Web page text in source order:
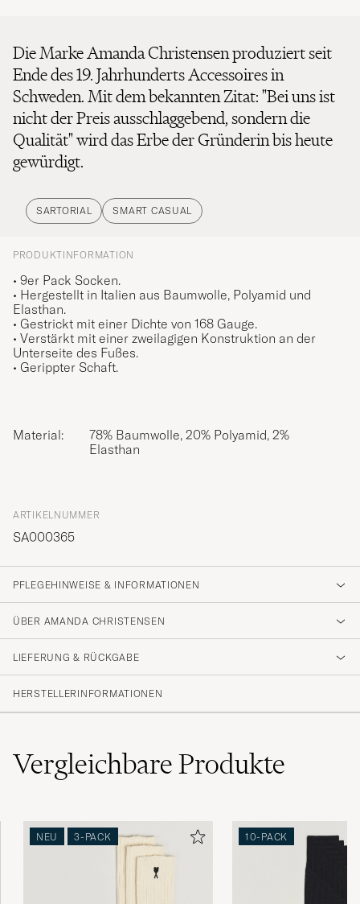
Die Marke Amanda Christensen produziert seit
Ende des 19. Jahrhunderts Accessoires in
Schweden. Mit dem bekannten Zitat: "Bei uns ist
nicht der Preis ausschlaggebend, sondern die
Qualität" wird das Erbe der Gründerin bis heute
gewürdigt.
SARTORIAL SMART CASUAL
PRODUKTINFORMATION
• 9er Pack Socken.
• Hergestellt in Italien aus Baumwolle, Polyamid und
Elasthan.
• Gestrickt mit einer Dichte von 168 Gauge.
• Verstärkt mit einer zweilagigen Konstruktion an der
Unterseite des Fußes.
• Gerippter Schaft.
Material:
78% Baumwolle, 20% Polyamid, 2%
Elasthan
ARTIKELNUMMER
SA000365
PFLEGEHINWEISE & INFORMATIONEN
ÜBER AMANDA CHRISTENSEN
LIEFERUNG & RÜCKGABE
HERSTELLERINFORMATIONEN
VergleichbareProdukte
NEU 3-PACK 10-PACK